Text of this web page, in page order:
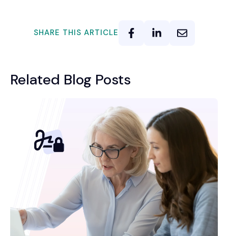
SHARE THIS ARTICLE
Related Blog Posts